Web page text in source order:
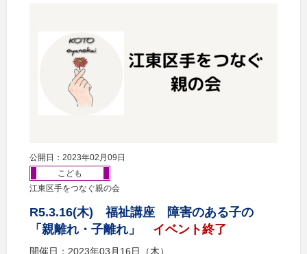
公開日：2023年02月09日
こども
江東区手をつなぐ親の会
R5.3.16(木) 福祉講座 障害のある子の
「親離れ・子離れ」
イベント終了
開催日：2023年03月16日（木）